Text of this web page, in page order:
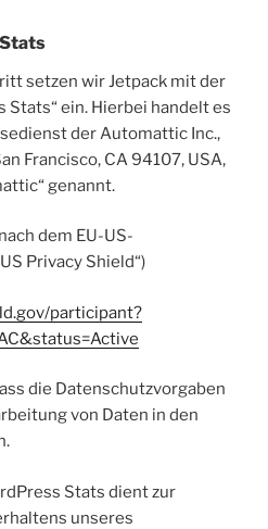
setzen wir Jetpack mit der
Stats“ ein. Hierbei handelt es
der Automattic Inc.,
Francisco, CA 94107, USA,
genannt.
dem EU-US-
Privacy Shield“)
participant?
die Datenschutzvorgaben
von Daten in den
Stats dient zur
unseres